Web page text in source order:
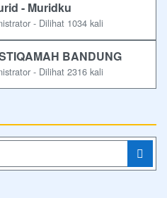
- Muridku
- Dilihat 1034 kali
BANDUNG
- Dilihat 2316 kali